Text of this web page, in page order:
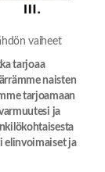
vaiheet
tarjoaa
naisten
tarjoamaan
ja
elinvoimaiset ja